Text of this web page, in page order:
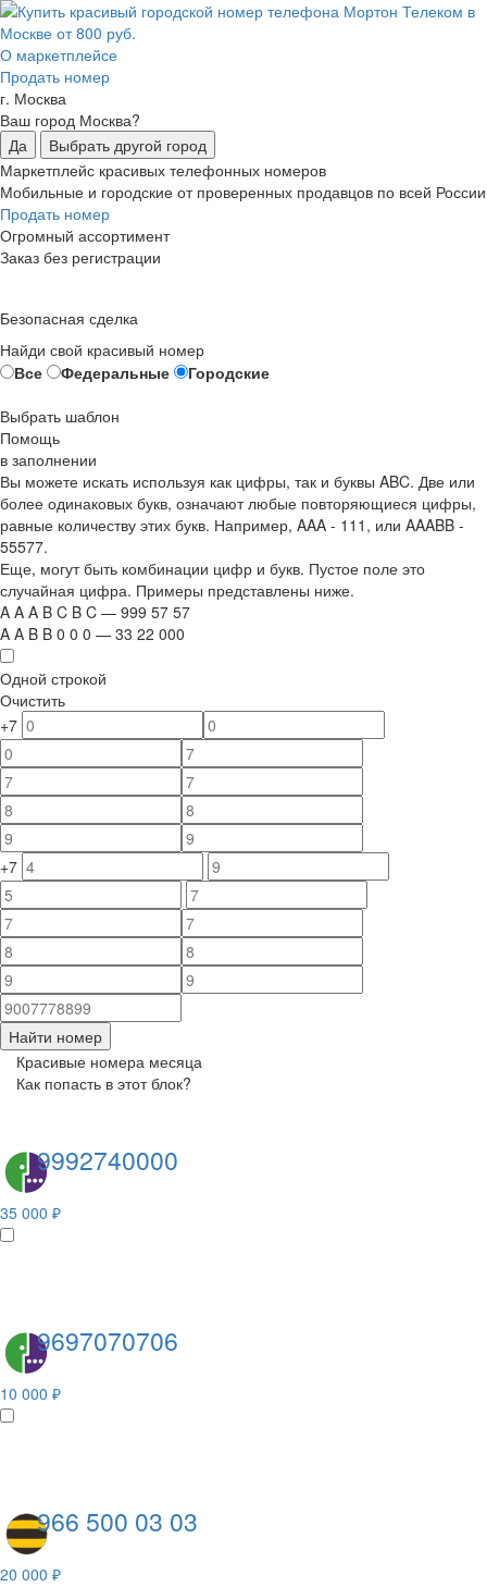
О маркетплейсе
Продать номер
г. Москва
Ваш город Москва?
Да
Выбрать другой город
Маркетплейс красивых телефонных номеров
Мобильные и городские от проверенных продавцов по всей России
Продать номер
Огромный ассортимент
Заказ без регистрации
Безопасная сделка
Найди свой красивый номер
Все
Федеральные
Городские
Выбрать шаблон
Помощь
в заполнении
Вы можете искать используя как цифры, так и буквы ABC. Две или
более одинаковых букв, означают любые повторяющиеся цифры,
равные количеству этих букв. Например, AAA - 111 , или AAABB -
55577.
Еще, могут быть комбинации цифр и букв. Пустое поле это
случайная цифра. Примеры представлены ниже.
A A A B C B C — 999 57 57
A A B B 0 0 0 — 33 22 000
Одной строкой
Очистить
+7
+7
Найти номер
Красивые номера месяца
Как попасть в этот блок?
9992740000
35 000 ₽
9697070706
10 000 ₽
966 500 03 03
20 000 ₽